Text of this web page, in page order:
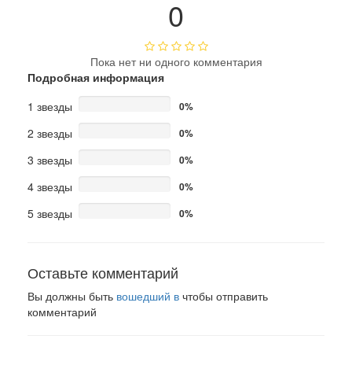
0
Пока нет ни одного комментария
Подробная информация
1 звезды
0%
2 звезды 0%
3 звезды 0%
4 звезды 0%
5 звезды 0%
Оставьте комментарий
Вы должны быть вошедший в чтобы отправить
комментарий